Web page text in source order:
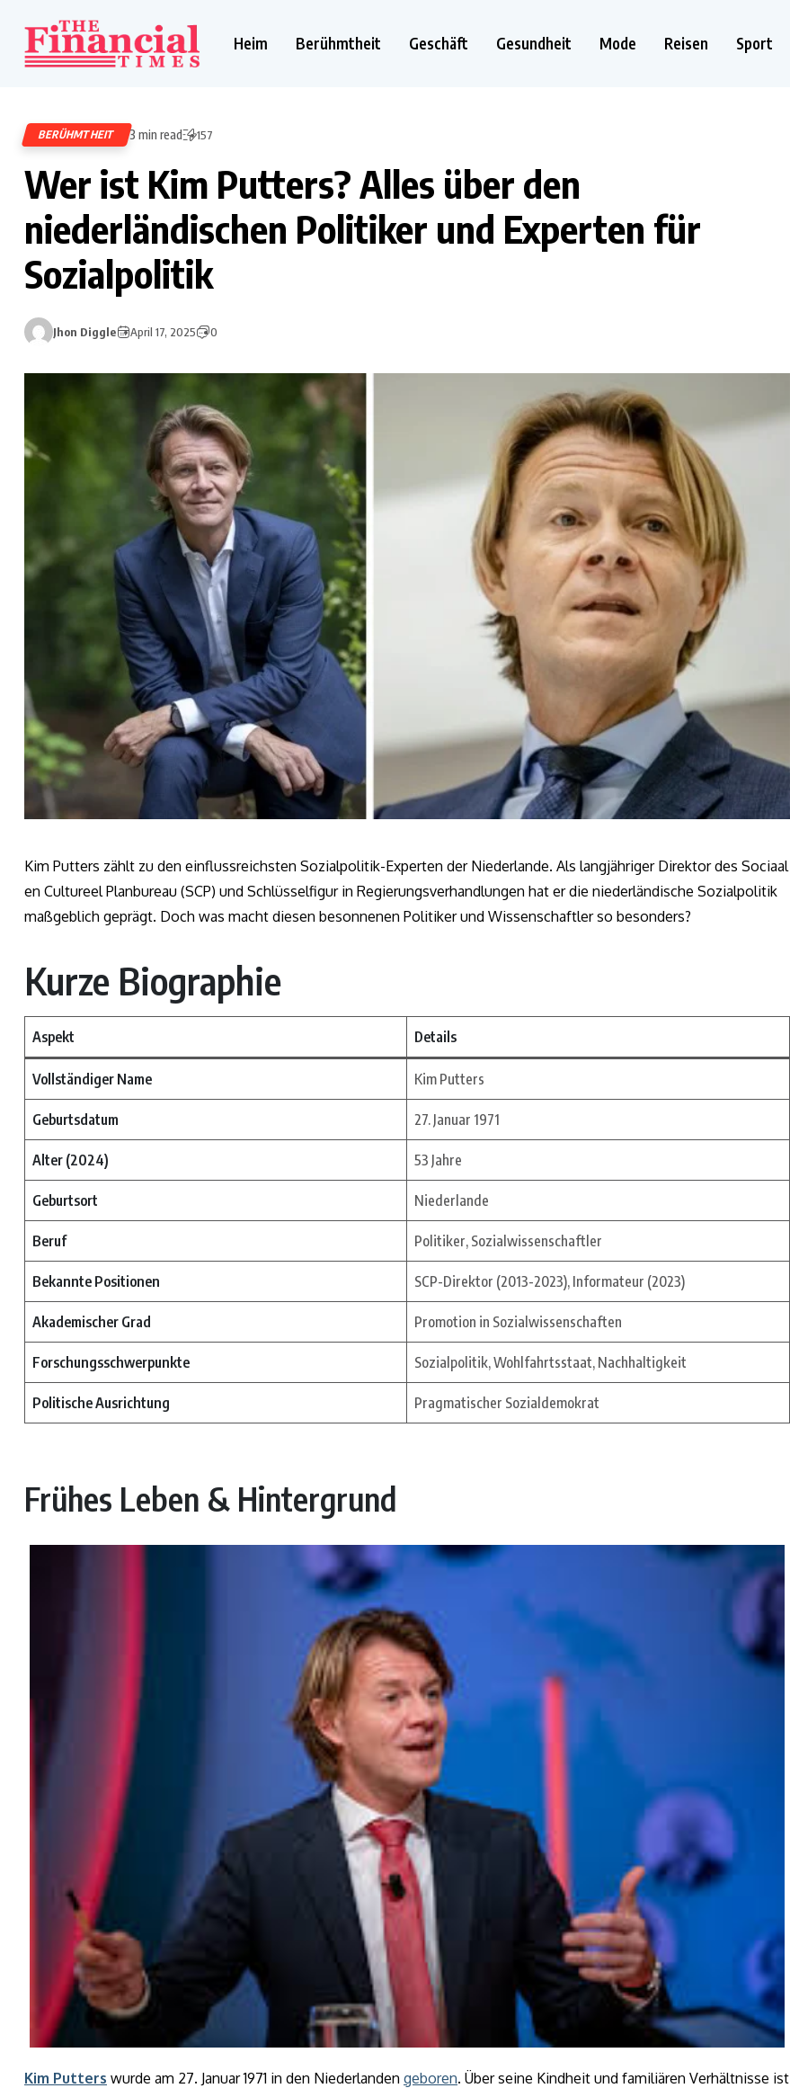
Heim Berühmtheit Geschäft Gesundheit Mode Reisen Sport
BERÜHMTHEIT 3 min read 157
Wer ist Kim Putters? Alles über den
niederländischen Politiker und Experten für
Sozialpolitik
Jhon Diggle April 17, 2025 0
Kim Putters zählt zu den einflussreichsten Sozialpolitik-Experten der Niederlande. Als langjähriger Direktor des Sociaal
en Cultureel Planbureau (SCP) und Schlüsselfigur in Regierungsverhandlungen hat er die niederländische Sozialpolitik
maßgeblich geprägt. Doch was macht diesen besonnenen Politiker und Wissenschaftler so besonders?
Kurze Biographie
Aspekt Details
Vollständiger Name Kim Putters
Geburtsdatum 27. Januar 1971
Alter (2024) 53 Jahre
Geburtsort Niederlande
Beruf Politiker, Sozialwissenschaftler
Bekannte Positionen SCP-Direktor (2013-2023), Informateur (2023)
Akademischer Grad Promotion in Sozialwissenschaften
Forschungsschwerpunkte Sozialpolitik, Wohlfahrtsstaat, Nachhaltigkeit
Politische Ausrichtung Pragmatischer Sozialdemokrat
Frühes Leben & Hintergrund
Kim Putters wurde am 27. Januar 1971 in den Niederlanden geboren. Über seine Kindheit und familiären Verhältnisse ist